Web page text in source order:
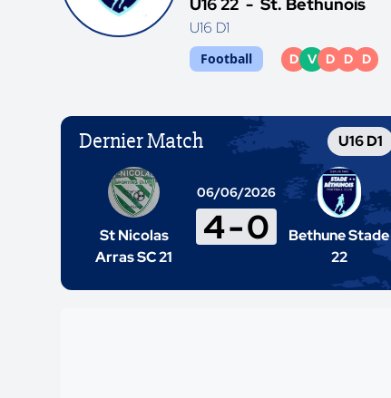
U16 D1
Football D V D D D
Dernier Match U16 D1
St Nicolas
Arras SC 21
06/06/2026
4-0
Bethune Stade
22